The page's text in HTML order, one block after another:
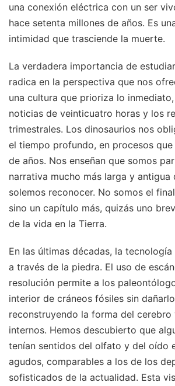
una conexión eléctrica con un ser
hace setenta millones de años. Es
intimidad que trasciende la muerte.
La verdadera importancia de
radica en la perspectiva que nos
una cultura que prioriza lo
noticias de veinticuatro horas y los
trimestrales. Los dinosaurios nos
el tiempo profundo, en procesos
de años. Nos enseñan que somos
narrativa mucho más larga y antigua
solemos reconocer. No somos el
sino un capítulo más, quizás uno
de la vida en la Tierra.
En las últimas décadas, la
a través de la piedra. El uso de
resolución permite a los
interior de cráneos fósiles sin
reconstruyendo la forma del cerebro
internos. Hemos descubierto que
tenían sentidos del olfato y del oído
agudos, comparables a los de los
sofisticados de la actualidad. Esta